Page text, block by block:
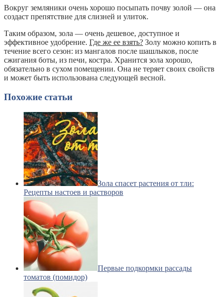
Вокруг земляники очень хорошо посыпать почву золой — она
создаст препятствие для слизней и улиток.
Таким образом, зола — очень дешевое, доступное и
эффективное удобрение. Где же ее взять? Золу можно копить в
течение всего сезон: из мангалов после шашлыков, после
сжигания боты, из печи, костра. Хранится зола хорошо,
обязательно в сухом помещении. Она не теряет своих свойств
и может быть использована следующей весной.
Похожие статьи
Зола спасет растения от тли:
Рецепты настоев и растворов
Первые подкормки рассады
томатов (помидор)